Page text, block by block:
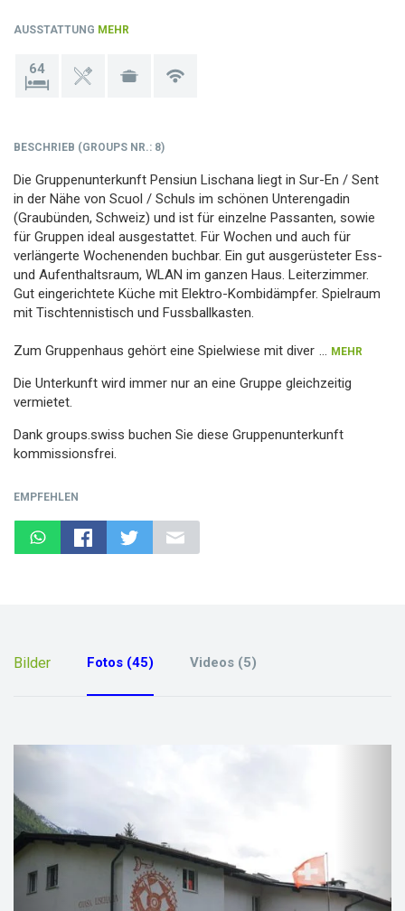
AUSSTATTUNG MEHR
64
BESCHRIEB (GROUPS NR. : 8)
Die Gruppenunterkunft Pensiun Lischana liegt in Sur-En / Sent
in der Nähe von Scuol / Schuls im schönen Unterengadin
(Graubünden, Schweiz) und ist für einzelne Passanten, sowie
für Gruppen ideal ausgestattet. Für Wochen und auch für
verlängerte Wochenenden buchbar. Ein gut ausgerüsteter Ess-
und Aufenthaltsraum, WLAN im ganzen Haus. Leiterzimmer.
Gut eingerichtete Küche mit Elektro-Kombidämpfer. Spielraum
mit Tischtennistisch und Fussballkasten.
Zum Gruppenhaus gehört eine Spielwiese mit diver ... MEHR
Die Unterkunft wird immer nur an eine Gruppe gleichzeitig
vermietet.
Dank groups.swiss buchen Sie diese Gruppenunterkunft
kommissionsfrei.
EMPFEHLEN
Bilder Fotos (45) Videos (5)